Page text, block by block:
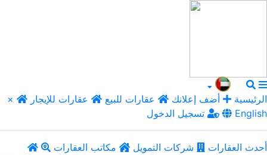
× الرئيسية أضف إعلانك عقارات للبيع
عقارات للإيجار
تسجيل الدخول
English
أحدث العقارات شركات التمويل
مكاتب العقارات